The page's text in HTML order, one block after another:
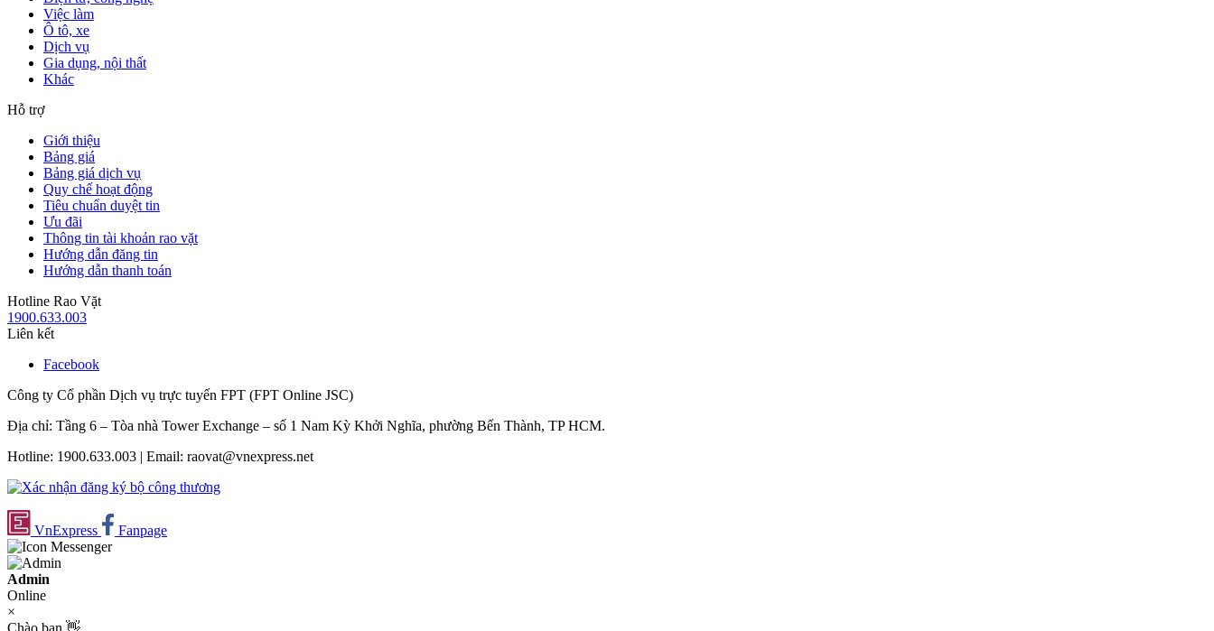
Việc làm
Ô tô, xe
Dịch vụ
Gia dụng, nội thất
Khác
Hỗ trợ
Giới thiệu
Bảng giá
Bảng giá dịch vụ
Quy chế hoạt động
Tiêu chuẩn duyệt tin
Ưu đãi
Thông tin tài khoản rao vặt
Hướng dẫn đăng tin
Hướng dẫn thanh toán
Hotline Rao Vặt
1900.633.003
Liên kết
Facebook
Công ty Cổ phần Dịch vụ trực tuyến FPT (FPT Online JSC)
Địa chỉ: Tầng 6 – Tòa nhà Tower Exchange – số 1 Nam Kỳ Khởi Nghĩa, phường Bến Thành, TP HCM.
Hotline: 1900.633.003 | Email: raovat@vnexpress.net
VnExpress Fanpage
Admin
Online
×
Chào bạn,👋